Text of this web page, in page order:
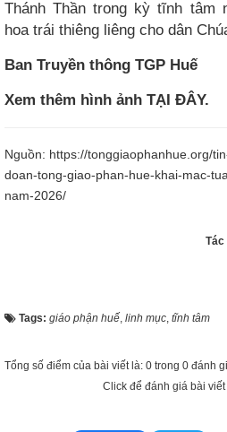
Thánh Thần trong kỳ tĩnh tâm
hoa trái thiêng liêng cho dân
Ban Truyền thông TGP Huế
Xem thêm hình ảnh TẠI ĐÂY.
Nguồn: https://tonggiaophanhue.org/
doan-tong-giao-phan-hue-khai-mac-
nam-2026/
Tác
Tags: giáo phận huế, linh mục, tĩnh tâm
Tổng số điểm của bài viết là: 0 trong 0 đánh
Click để đánh giá bài viết